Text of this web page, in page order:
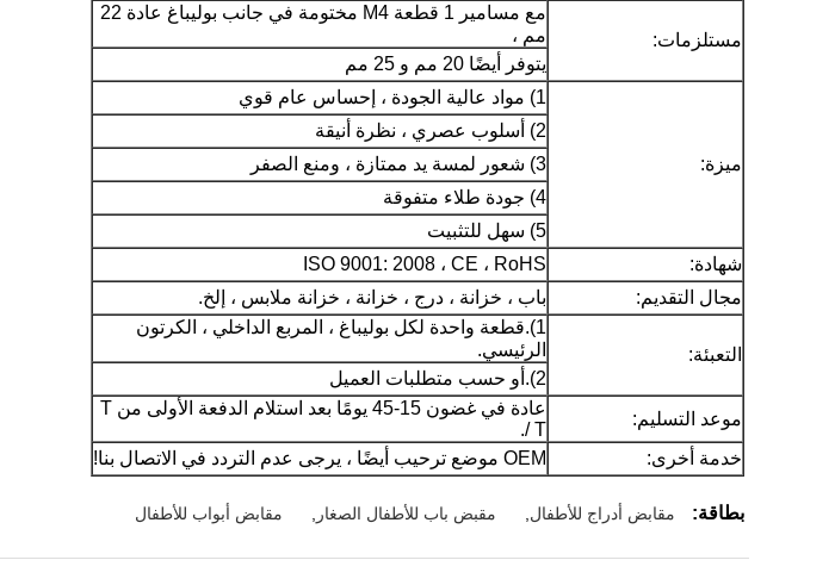
مستلزمات:
مع مسامير 1 قطعة M4 مختومة في جانب بوليباغ عادة 22
مم ،
يتوفر أيضًا 20 مم و 25 مم
ميزة:
1) مواد عالية الجودة ، إحساس عام قوي
2) أسلوب عصري ، نظرة أنيقة
3) شعور لمسة يد ممتازة ، ومنع الصفر
4) جودة طلاء متفوقة
5) سهل للتثبيت
شهادة:
ISO 9001: 2008 ، CE ، RoHS
مجال التقديم:
باب ، خزانة ، درج ، خزانة ، خزانة ملابس ، إلخ.
التعبئة:
1).قطعة واحدة لكل بوليباغ ، المربع الداخلي ، الكرتون
الرئيسي.
2).أو حسب متطلبات العميل
موعد التسليم:
عادة في غضون 15-45 يومًا بعد استلام الدفعة الأولى من T
/ T.
خدمة أخرى:
OEM موضع ترحيب أيضًا ، يرجى عدم التردد في الاتصال بنا!
بطاقة: مقابض أدراج للأطفال مقبض باب للأطفال الصغار مقابض أبواب للأطفال